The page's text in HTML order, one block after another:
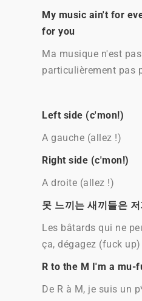
My music ain't for
for you
Ma musique n'est
particulièrement pas
Left side (c'mon!)
A gauche (allez !)
Right side (c'mon!)
A droite (allez !)
못 느끼는 새끼들은
Les bâtards qui ne
ça, dégagez (fuck up)
R to the M I'm a mu-
De R à M, je suis un